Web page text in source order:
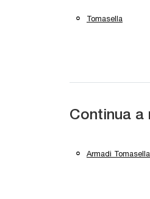
Tomasella
Continua a
Armadi